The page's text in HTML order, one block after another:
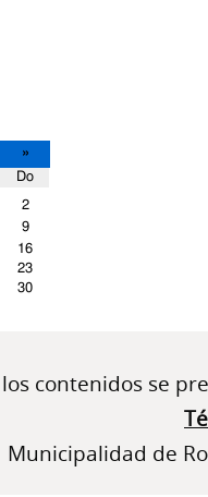
»
Do
2
9
16
23
30